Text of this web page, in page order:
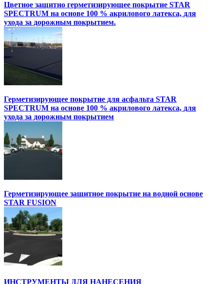
Цветное защитно герметизирующее покрытие STAR
SPECTRUM на основе 100 % акрилового латекса, для
ухода за дорожным покрытием.
Герметизирующее покрытие для асфальта STAR
SPECTRUM на основе 100 % акрилового латекса, для
ухода за дорожным покрытием
Герметизирующее защитное покрытие на водной основе
STAR FUSION
ИНСТРУМЕНТЫ ДЛЯ НАНЕСЕНИЯ